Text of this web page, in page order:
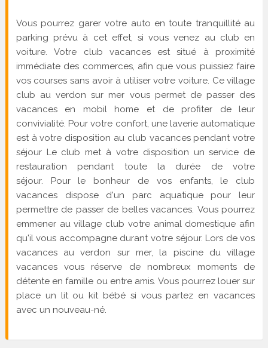
Vous pourrez garer votre auto en toute tranquillité au
parking prévu à cet effet, si vous venez au club en
voiture. Votre club vacances est situé à proximité
immédiate des commerces, afin que vous puissiez faire
vos courses sans avoir à utiliser votre voiture. Ce village
club au verdon sur mer vous permet de passer des
vacances en mobil home et de profiter de leur
convivialité. Pour votre confort, une laverie automatique
est à votre disposition au club vacances pendant votre
séjour Le club met à votre disposition un service de
restauration pendant toute la durée de votre
séjour. Pour le bonheur de vos enfants, le club
vacances dispose d'un parc aquatique pour leur
permettre de passer de belles vacances. Vous pourrez
emmener au village club votre animal domestique afin
qu'il vous accompagne durant votre séjour. Lors de vos
vacances au verdon sur mer, la piscine du village
vacances vous réserve de nombreux moments de
détente en famille ou entre amis. Vous pourrez louer sur
place un lit ou kit bébé si vous partez en vacances
avec un nouveau-né.